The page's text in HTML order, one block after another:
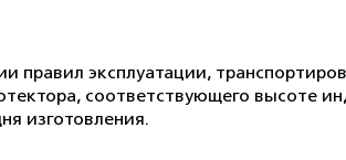
эксплуатации,
соответствующего высоте
изготовления.